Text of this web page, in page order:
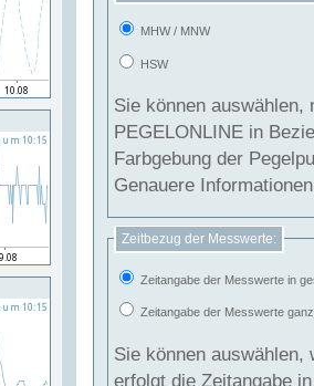
MHW / MNW
HSW
Sie können
PEGELONLINE in Beziehung
Farbgebung der
Genauere
Zeitbezug der Messwerte:
Zeitangabe der Messwerte in
Zeitangabe der Messwerte
Sie können auswählen,
erfolgt die Zeitangabe